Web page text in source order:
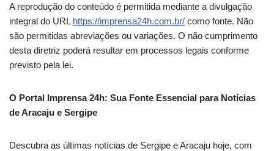
A reprodução do conteúdo é permitida mediante a divulgação
integral do URL https://imprensa24h.com.br/ como fonte. Não
são permitidas abreviações ou variações. O não cumprimento
desta diretriz poderá resultar em processos legais conforme
previsto pela lei.
O Portal Imprensa 24h: Sua Fonte Essencial para Notícias
de Aracaju e Sergipe
Descubra as últimas notícias de Sergipe e Aracaju hoje, com